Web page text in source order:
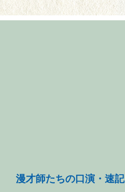
漫才師たちの口演・速記